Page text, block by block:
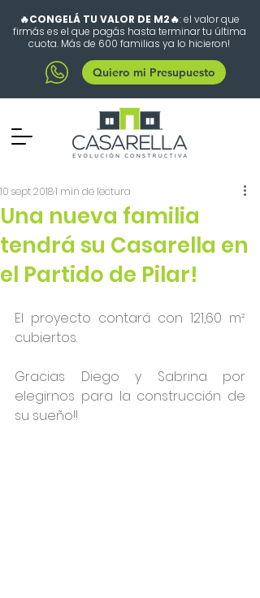
🔥CONGELÁ TU VALOR DE M2🔥: el valor que
firmás es el que pagás hasta terminar tu última
cuota. Más de 600 familias ya lo hicieron!
Quiero mi Presupuesto
Una nueva familia
tendrá su Casarella en
el Partido de Pilar!
10 sept 20181 min de lectura
El proyecto contará con 121,60 m²
cubiertos.
Gracias Diego y Sabrina por
elegirnos para la construcción de
su sueño!!